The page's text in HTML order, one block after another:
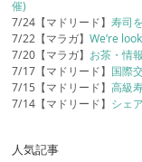
催)
7/24【マドリード】寿司
7/22【マラガ】We’re
7/20【マラガ】 お茶・情
7/17【マドリード】 国際
7/15【マドリード】高級
7/14【マドリード】 シェ
人気記事